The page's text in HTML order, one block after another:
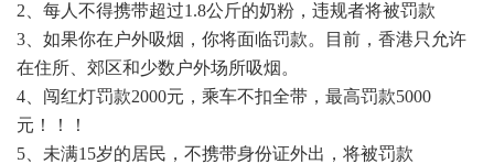
2、每人不得携带超过1.8公斤的奶粉，违规者将被罚款
3、如果你在户外吸烟，你将面临罚款。目前，香港只允许
在住所、郊区和少数户外场所吸烟。
4、闯红灯罚款2000元，乘车不扣全带，最高罚款5000
元！！！
5、未满15岁的居民，不携带身份证外出，将被罚款